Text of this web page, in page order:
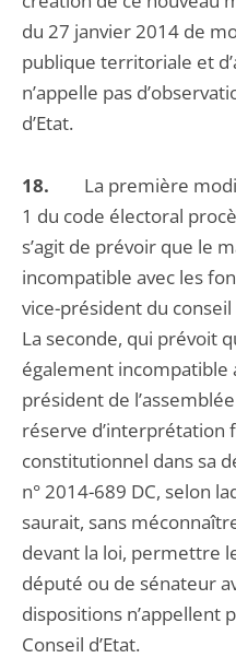
du 27 janvier 2014 de
publique territoriale et
n’appelle pas
d’Etat.
18. La première
1 du code électoral
s’agit de prévoir que le
incompatible avec les
vice-président du
La seconde, qui prévoit
également incompatible
président de
réserve d’interprétation
constitutionnel dans sa
n° 2014-689 DC, selon
saurait, sans
devant la loi, permettre
député ou de sénateur
dispositions n’appellent
Conseil d’Etat.